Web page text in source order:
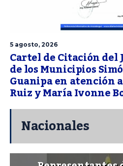
5 agosto, 2026
Cartel de Citación del
de los Municipios
Guanipa en atención
Ruiz y María Ivonne
Nacionales